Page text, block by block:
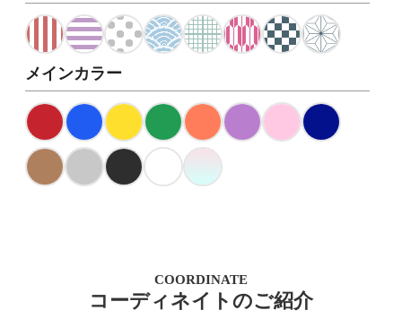
メインカラー
COORDINATE
コーディネイトのご紹介